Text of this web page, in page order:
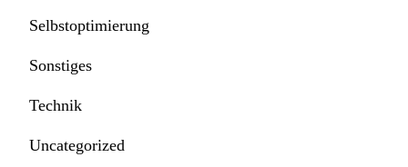
Selbstoptimierung
Sonstiges
Technik
Uncategorized